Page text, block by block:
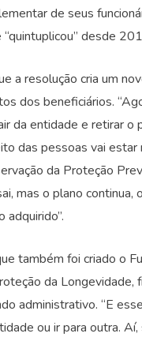
de seus
desde
a resolução cria um
dos beneficiários.
da entidade e retirar o
das pessoas vai estar
da Proteção
mas o plano continua,
adquirido”.
também foi criado o
da Longevidade,
administrativo. “E
ou ir para outra.